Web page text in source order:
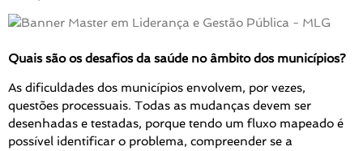
Quais são os desafios da saúde no âmbito dos municípios?
As dificuldades dos municípios envolvem, por vezes,
questões processuais. Todas as mudanças devem ser
desenhadas e testadas, porque tendo um fluxo mapeado é
possível identificar o problema, compreender se a